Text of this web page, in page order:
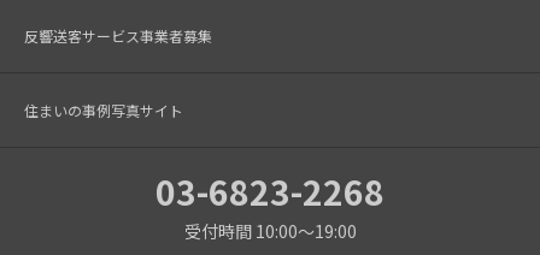
反響送客サービス事業者募集
住まいの事例写真サイト
03-6823-2268
受付時間 10:00～19:00